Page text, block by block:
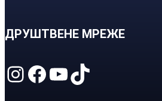
ДРУШТВЕНЕ МРЕЖЕ
Instagram Facebook YouTube TikTok